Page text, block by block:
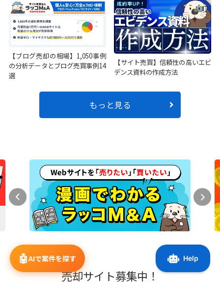
【ブログ売却の相場】1,050事例
の分析データとブログ売買事例14
選
【サイト売買】信頼性の高いエビ
デンス資料の作成方法
もっと見る
売却サイト募集中！
🤖AIで案件を探す